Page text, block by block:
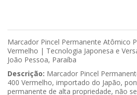
Marcador Pincel Permanente Atômico
Vermelho | Tecnologia Japonesa e
João Pessoa, Paraíba
Descrição: Marcador Pincel
400 Vermelho, importado do Japão,
permanente de alta propriedade, não